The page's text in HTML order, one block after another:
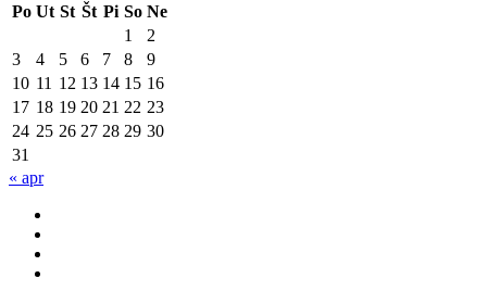
Po Ut St Št Pi So Ne
1
2
3
4 5 6 7 8
9
10 11 12 13 14 15 16
17 18 19 20 21 22 23
24 25 26 27 28 29 30
31
« apr